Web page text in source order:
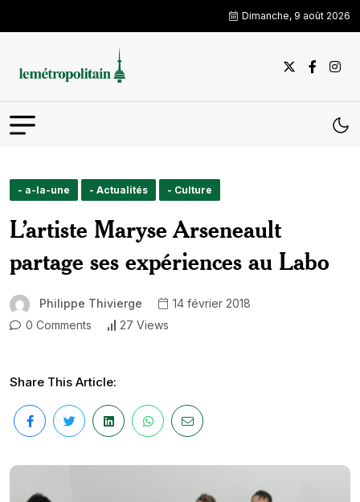
Dimanche, 9 août 2026
- a-la-une - Actualités - Culture
L’artiste Maryse Arseneault
partage ses expériences au Labo
Philippe Thivierge
14 février 2018
0 Comments
27 Views
Share This Article: